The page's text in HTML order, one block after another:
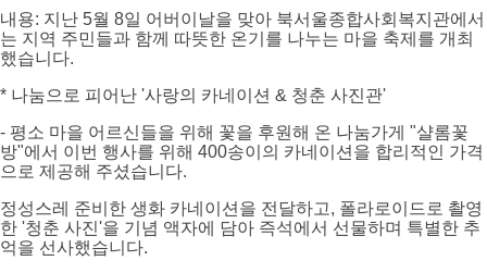
내용: 지난 5월 8일 어버이날을 맞아 북서울종합사회복지관에서
는 지역 주민들과 함께 따뜻한 온기를 나누는 마을 축제를 개최
했습니다.
* 나눔으로 피어난 '사랑의 카네이션 & 청춘 사진관'
- 평소 마을 어르신들을 위해 꽃을 후원해 온 나눔가게 "샬롬꽃
방"에서 이번 행사를 위해 400송이의 카네이션을 합리적인 가격
으로 제공해 주셨습니다.
정성스레 준비한 생화 카네이션을 전달하고, 폴라로이드로 촬영
한 '청춘 사진'을 기념 액자에 담아 즉석에서 선물하며 특별한 추
억을 선사했습니다.